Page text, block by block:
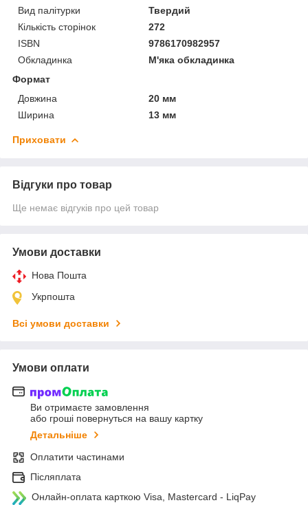
Вид палітурки
Твердий
Кількість сторінок
272
ISBN
9786170982957
Обкладинка
М'яка обкладинка
Формат
Довжина
20 мм
Ширина
13 мм
Приховати
Відгуки про товар
Ще немає відгуків про цей товар
Умови доставки
Нова Пошта
Укрпошта
Всі умови доставки
Умови оплати
Ви отримаєте замовлення
або гроші повернуться на вашу картку
Детальніше
Оплатити частинами
Післяплата
Онлайн-оплата карткою Visa, Mastercard - LiqPay